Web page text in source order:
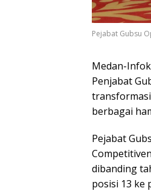
Pejabat Gubsu
Medan-
Penjabat
berbagai
Pejabat
dibanding
posisi 13 ke